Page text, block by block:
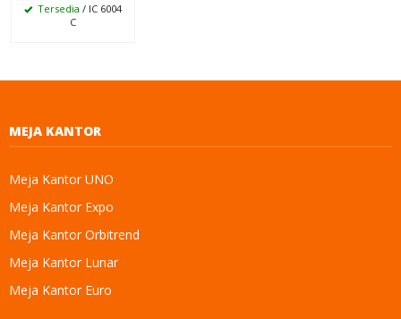
Tersedia / IC 6004
C
MEJA KANTOR
Meja Kantor UNO
Meja Kantor Expo
Meja Kantor Orbitrend
Meja Kantor Lunar
Meja Kantor Euro